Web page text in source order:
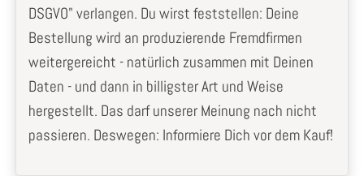
DSGVO" verlangen. Du wirst feststellen: Deine
Bestellung wird an produzierende Fremdfirmen
weitergereicht - natürlich zusammen mit Deinen
Daten - und dann in billigster Art und Weise
hergestellt. Das darf unserer Meinung nach nicht
passieren. Deswegen: Informiere Dich vor dem Kauf!